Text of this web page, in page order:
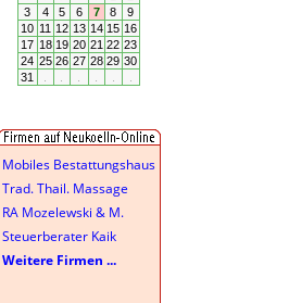
Mobiles Bestattungshaus
Trad. Thail. Massage
RA Mozelewski & M.
Steuerberater Kaik
Weitere Firmen ...